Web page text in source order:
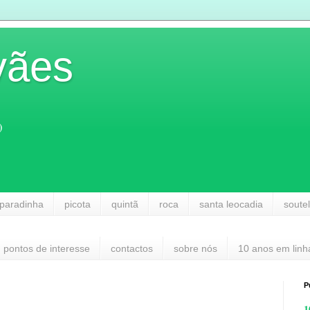
picota quintã roca santa leocadia
pontos de interesse contactos sobre nós 10 anos em